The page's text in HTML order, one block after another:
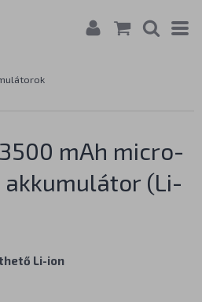
mAh micro-
akkumulátor (Li-
Li-ion